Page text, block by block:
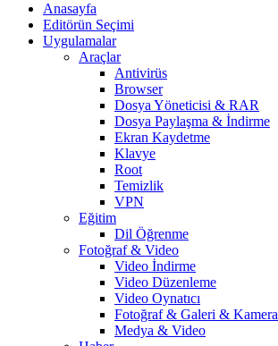
Anasayfa
Editörün Seçimi
Uygulamalar
Araçlar
Antivirüs
Browser
Dosya Yöneticisi & RAR
Dosya Paylaşma & İndirme
Ekran Kaydetme
Klavye
Root
Temizlik
VPN
Eğitim
Dil Öğrenme
Fotoğraf & Video
Video İndirme
Video Düzenleme
Video Oynatıcı
Fotoğraf & Galeri & Kamera
Medya & Video